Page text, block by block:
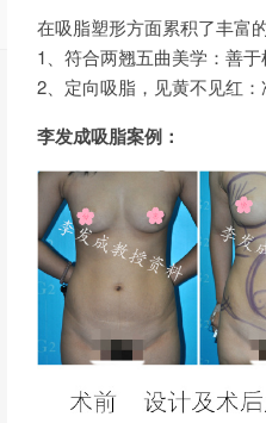
在吸脂塑形方面累积了丰富
1、符合两翘五曲美学：善
2、定向吸脂，见黄不见红
李发成吸脂案例：